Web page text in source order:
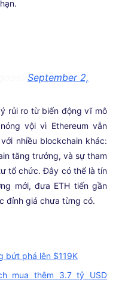
September 2,
rủi ro từ biến động vĩ mô
vội vì Ethereum vẫn
nhiều blockchain khác:
tăng trưởng, và sự tham
tổ chức. Đây có thể là tín
mới, đưa ETH tiến gần
đỉnh giá chưa từng có.
bứt phá lên $119K
mua thêm 3.7 tỷ USD